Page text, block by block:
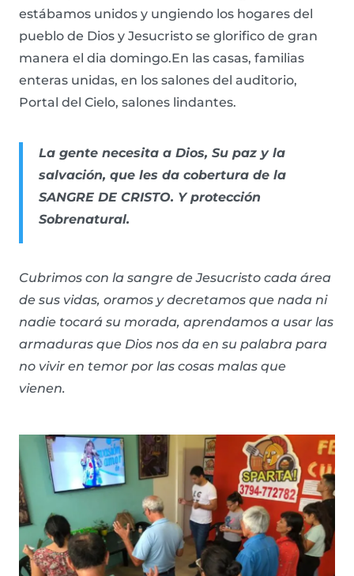
estábamos unidos y ungiendo los hogares del
pueblo de Dios y Jesucristo se glorifico de gran
manera el dia domingo.En las casas, familias
enteras unidas, en los salones del auditorio,
Portal del Cielo, salones lindantes.
La gente necesita a Dios, Su paz y la
salvación, que les da cobertura de la
SANGRE DE CRISTO. Y protección
Sobrenatural.
Cubrimos con la sangre de Jesucristo cada área
de sus vidas, oramos y decretamos que nada ni
nadie tocará su morada, aprendamos a usar las
armaduras que Dios nos da en su palabra para
no vivir en temor por las cosas malas que
vienen.